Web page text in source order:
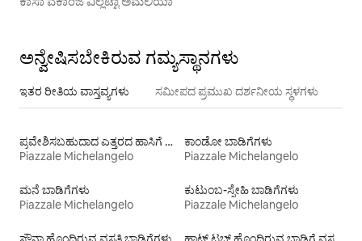
ಅನ್ವೇಷಿಸಬೇಕಿರುವ ಗಮ್ಯಸ್ಥಾನಗಳು
ಇತರ ರೀತಿಯ ವಾಸ್ತವ್ಯಗಳು ಸಮೀಪದ ಪ್ರಮುಖ ದರ್ಶನೀಯ ಸ್ಥಳಗಳು
ಪ್ರವೇಶಿಸಬಹುದಾದ ಎತ್ತರದ ಹಾಸಿಗೆ ಹೊಂದಿರುವ ಬಾಡಿಗೆಗಳು
Piazzale Michelangelo
ಕಾಂಡೋ ಬಾಡಿಗೆಗಳು
Piazzale Michelangelo
ಮನೆ ಬಾಡಿಗೆಗಳು
Piazzale Michelangelo
ಕುಟುಂಬ-ಸ್ನೇಹಿ ಬಾಡಿಗೆಗಳು
Piazzale Michelangelo